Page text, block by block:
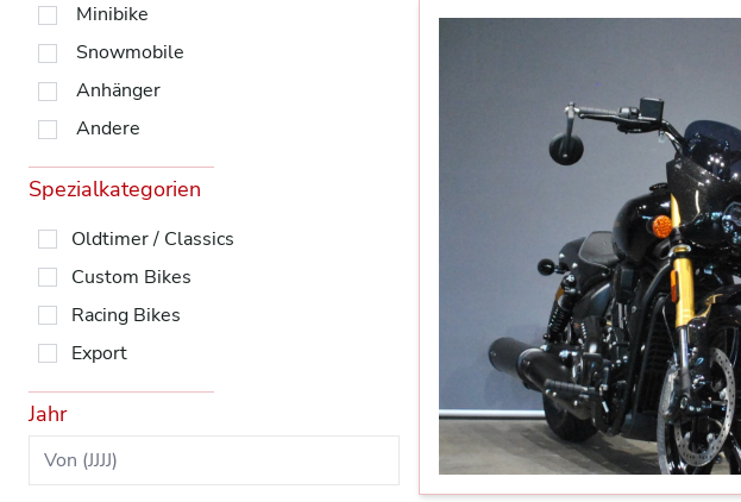
Minibike
Snowmobile
Anhänger
Andere
Spezialkategorien
Oldtimer / Classics
Custom Bikes
Racing Bikes
Export
Jahr